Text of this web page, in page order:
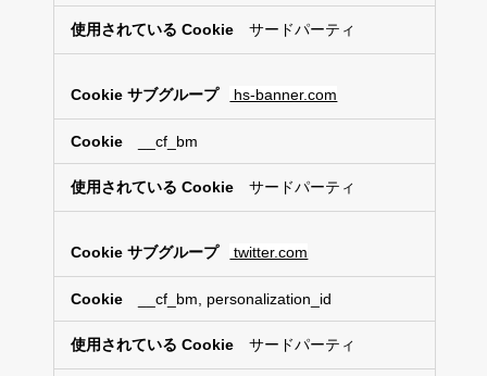
サードパーティ
hs-banner.com
__cf_bm
サードパーティ
twitter.com
__cf_bm, personalization_id
サードパーティ